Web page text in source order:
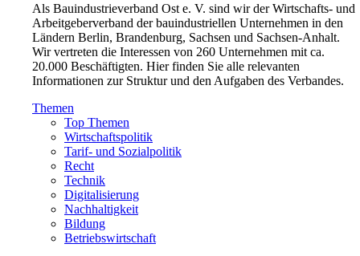
Als Bauindustrieverband Ost e. V. sind wir der Wirtschafts- und
Arbeitgeberverband der bauindustriellen Unternehmen in den
Ländern Berlin, Brandenburg, Sachsen und Sachsen-Anhalt.
Wir vertreten die Interessen von 260 Unternehmen mit ca.
20.000 Beschäftigten. Hier finden Sie alle relevanten
Informationen zur Struktur und den Aufgaben des Verbandes.
Themen
Top Themen
Wirtschaftspolitik
Tarif- und Sozialpolitik
Recht
Technik
Digitalisierung
Nachhaltigkeit
Bildung
Betriebswirtschaft